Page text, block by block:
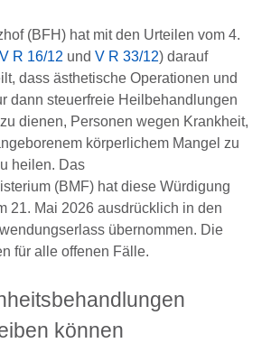
(BFH) hat mit den Urteilen vom 4.
V R 16/12 und V R 33/12) darauf
dass ästhetische Operationen und
dann steuerfreie Heilbehandlungen
dienen, Personen wegen Krankheit,
körperlichem Mangel zu
heilen. Das
(BMF) hat diese Würdigung
21. Mai 2026 ausdrücklich in den
übernommen. Die
für alle offenen Fälle.
können